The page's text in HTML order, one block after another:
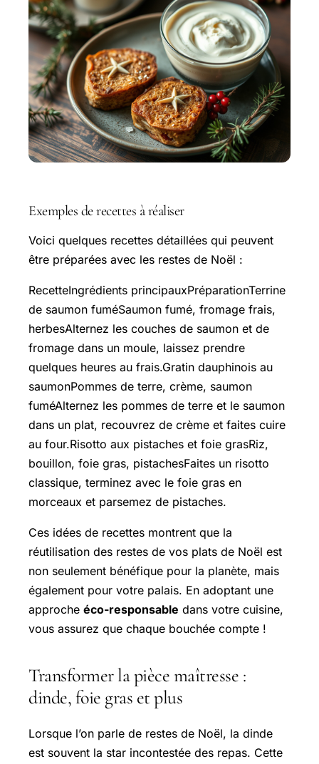
Exemples de recettes à réaliser
Voici quelques recettes détaillées qui peuvent
être préparées avec les restes de Noël :
RecetteIngrédients principauxPréparationTerrine
de saumon fuméSaumon fumé, fromage frais,
herbesAlternez les couches de saumon et de
fromage dans un moule, laissez prendre
quelques heures au frais.Gratin dauphinois au
saumonPommes de terre, crème, saumon
fuméAlternez les pommes de terre et le saumon
dans un plat, recouvrez de crème et faites cuire
au four.Risotto aux pistaches et foie grasRiz,
bouillon, foie gras, pistachesFaites un risotto
classique, terminez avec le foie gras en
morceaux et parsemez de pistaches.
Ces idées de recettes montrent que la
réutilisation des restes de vos plats de Noël est
non seulement bénéfique pour la planète, mais
également pour votre palais. En adoptant une
approche éco-responsable dans votre cuisine,
vous assurez que chaque bouchée compte !
Transformer la pièce maîtresse :
dinde, foie gras et plus
Lorsque l’on parle de restes de Noël, la dinde
est souvent la star incontestée des repas. Cette